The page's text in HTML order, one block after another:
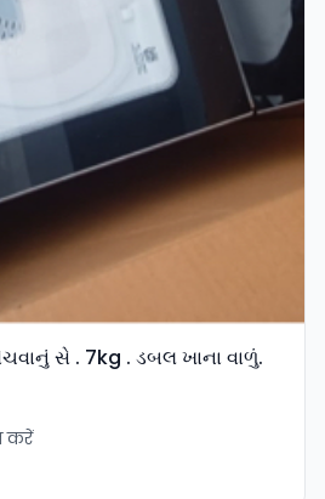
સે . 7kg . ડબલ ખાના વાળું.
करें